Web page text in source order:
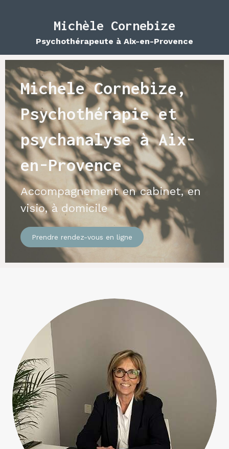
Michèle Cornebize
Psychothérapeute à Aix-en-Provence
Michele Cornebize,
Psychothérapie et
psychanalyse à Aix-
en-Provence
Accompagnement en cabinet, en
visio, à domicile
Prendre rendez-vous en ligne